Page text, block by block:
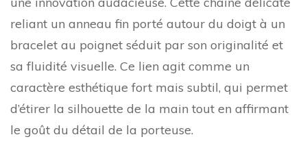
reliant un anneau fin porté autour du doigt à un
bracelet au poignet séduit par son originalité et
sa fluidité visuelle. Ce lien agit comme un
caractère esthétique fort mais subtil, qui permet
d’étirer la silhouette de la main tout en affirmant
le goût du détail de la porteuse.